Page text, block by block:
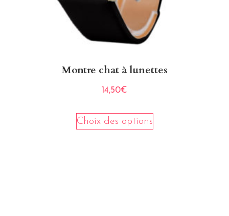
Montre chat à lunettes
14,50€
Choix des options